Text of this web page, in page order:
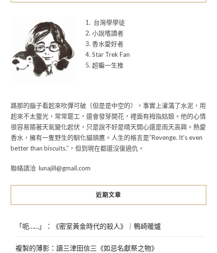
1. 台灣學學徒
2. 小說嗜讀者
3. 香水愛好者
4. Star Trek Fan
5. 超蝙一生推
路那的腦子看起來吹彈可破（但是是中空的），事實上灌滿了水泥，用
起來不太靈光，常常罷工，還會發芽開花，裡面有拇指姑娘。他的心情
很容易隨著天氣變化起伏，只是說不好是晴天開心還是雨天高興。熱愛
香水，擁有一隻野生的馴化貓頭鷹。人生的格言是”Revenge. It’s even
better than biscuits.”，但到現在都還沒復過仇。
聯絡請洽 lunajill@gmail.com
近期文章
「呃……」：《密室黃金時代的殺人》｜鴨崎暖爐
複製的薄影：讀三津田信三《如忌名獻祭之物》